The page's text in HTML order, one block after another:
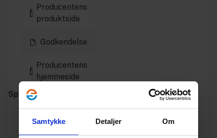
Samtykke Detaljer Om
Producentens
produktside
Godkendelse
Producentens
hjemmeside
Specifikationer
Varenummer 10197230